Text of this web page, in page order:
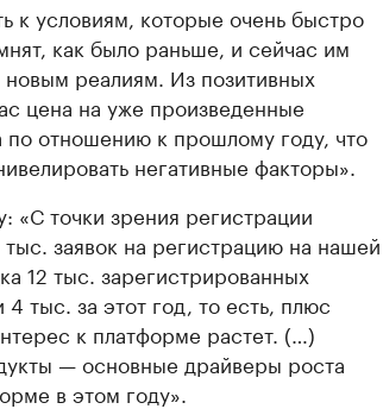
к условиям, которые очень быстро
как было раньше, и сейчас им
новым реалиям. Из позитивных
цена на уже произведенные
по отношению к прошлому году, что
негативные факторы».
«С точки зрения регистрации
заявок на регистрацию на нашей
12 тыс. зарегистрированных
тыс. за этот год, то есть, плюс
к платформе растет. (…)
— основные драйверы роста
в этом году».